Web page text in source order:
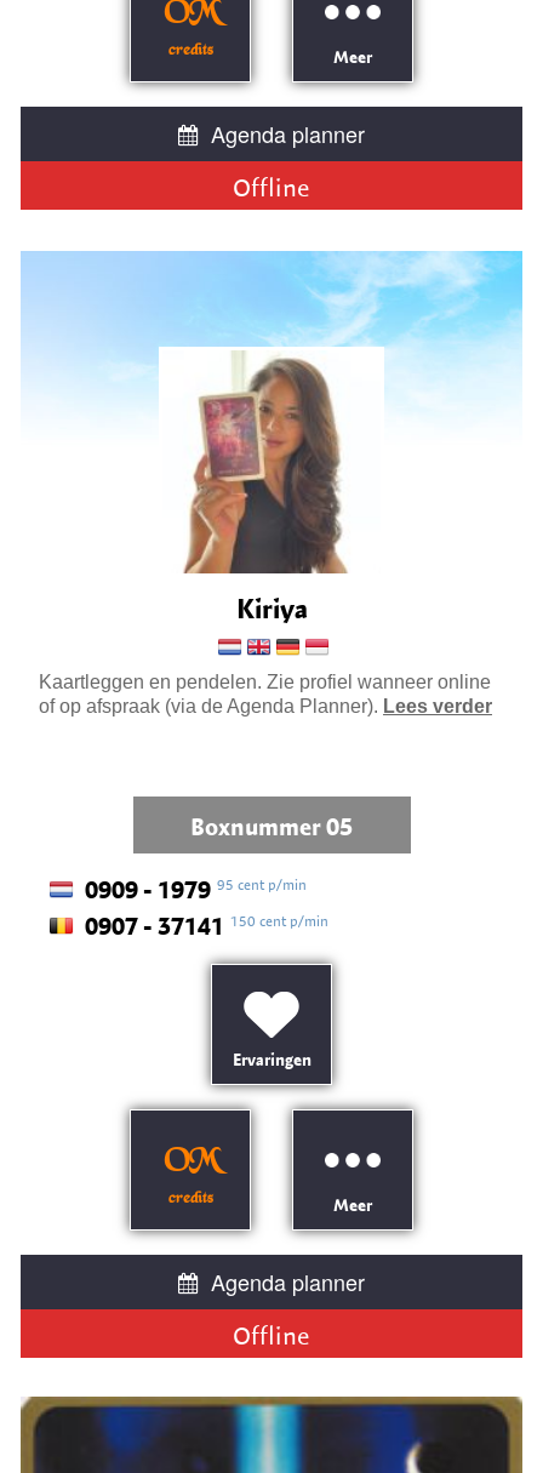
OM
credits Meer
Agenda planner
Offline
Kiriya
Kaartleggen en pendelen. Zie profiel wanneer online
of op afspraak (via de Agenda Planner). Lees verder
Boxnummer 05
0909 - 1979 95 cent p/min
0907 - 37141 150 cent p/min
Ervaringen
OM
credits Meer
Agenda planner
Offline